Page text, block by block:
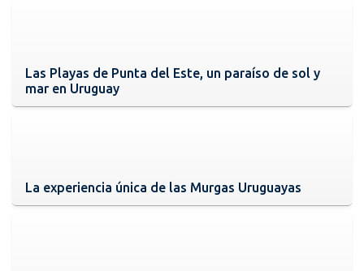
Las Playas de Punta del Este, un paraíso de sol y
mar en Uruguay
La experiencia única de las Murgas Uruguayas